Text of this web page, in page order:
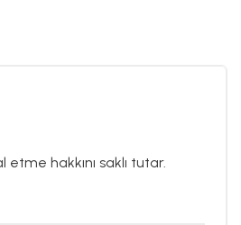
hakkını saklı tutar.